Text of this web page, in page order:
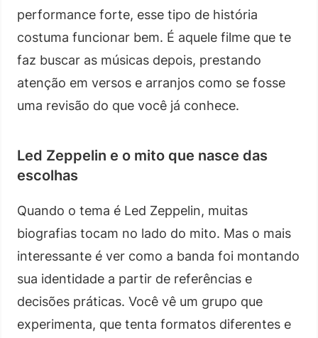
performance forte, esse tipo de história
costuma funcionar bem. É aquele filme que te
faz buscar as músicas depois, prestando
atenção em versos e arranjos como se fosse
uma revisão do que você já conhece.
Led Zeppelin e o mito que nasce das
escolhas
Quando o tema é Led Zeppelin, muitas
biografias tocam no lado do mito. Mas o mais
interessante é ver como a banda foi montando
sua identidade a partir de referências e
decisões práticas. Você vê um grupo que
experimenta, que tenta formatos diferentes e